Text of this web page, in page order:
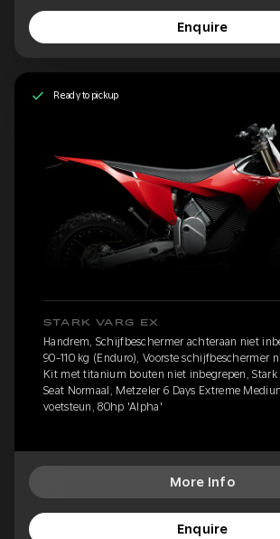
Enquire
Ready to pickup
STARK VARG EX
Handrem, Schijfbeschermer achteraan niet
90-110 kg (Enduro), Voorste schijfbeschermer
Kit met titanium bouten niet inbegrepen, Stark
Seat Normaal, Metzeler 6 Days Extreme
voetsteun, 80hp 'Alpha'
More Info
Enquire